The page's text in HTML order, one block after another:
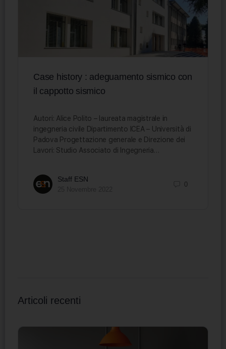
Case history : adeguamento sismico con
il cappotto sismico
Autori: Alice Polito – laureata magistrale in
ingegneria civile Dipartimento ICEA – Università di
Padova Progettazione generale e Direzione dei
Lavori: Studio Associato di Ingegneria…
Staff ESN
0
Articoli recenti